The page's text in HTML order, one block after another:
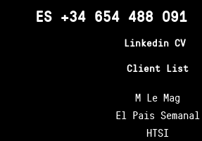
ES +34 654 488 091
Linkedin CV
Client List
M Le Mag
El Pais Semanal
HTSI